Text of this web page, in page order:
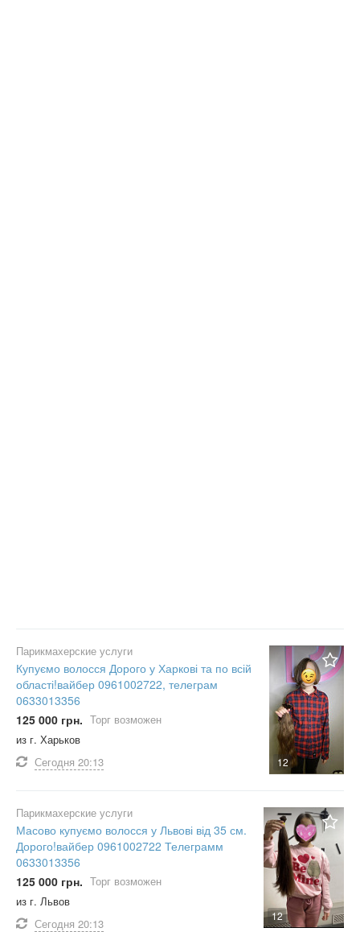
12
Парикмахерские услуги
Купуємо волосся Дорого у Харкові та по всій
області!вайбер 0961002722, телеграм
0633013356
125 000 грн. Торг возможен
из г. Харьков
Сегодня 20:13
12
Парикмахерские услуги
Масово купуємо волосся у Львові від 35 см.
Дорого!вайбер 0961002722 Телеграмм
0633013356
125 000 грн. Торг возможен
из г. Львов
Сегодня 20:13